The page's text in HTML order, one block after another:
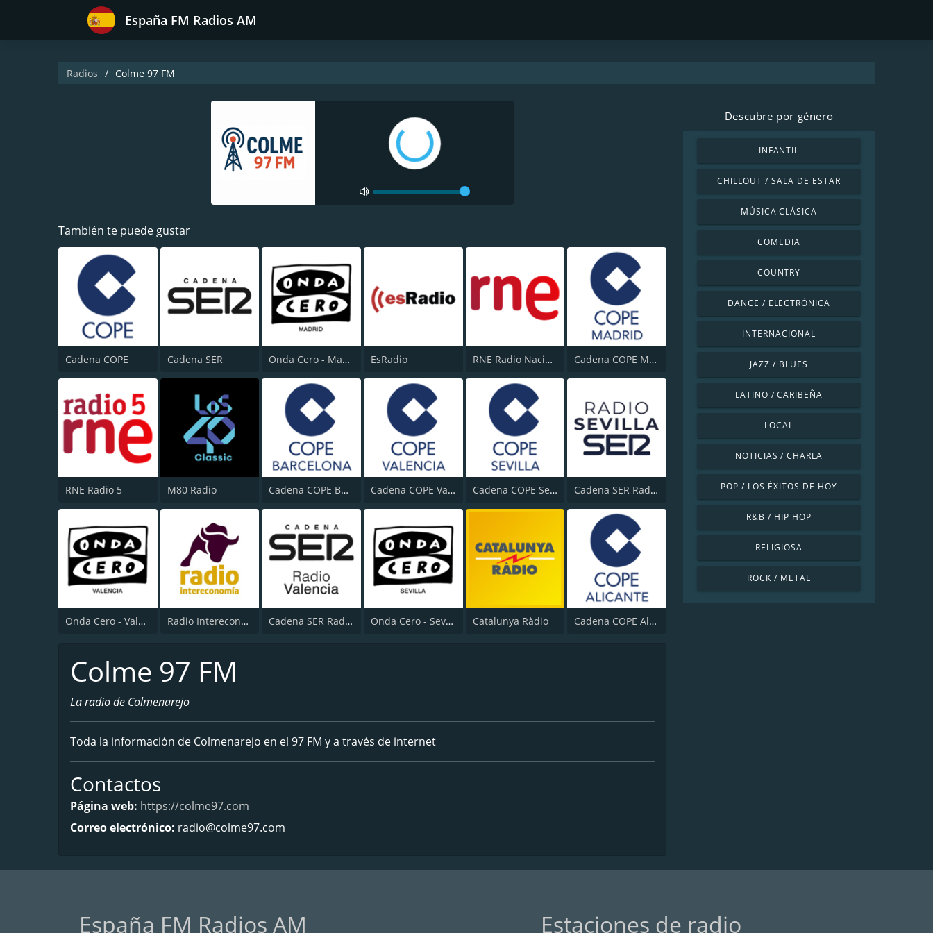
España FM Radios AM
Radios Colme 97 FM
También te puede gustar
Cadena COPE Cadena SER Onda Cero - Madrid EsRadio RNE Radio Nacional (Radio 1) Cadena COPE Madrid
RNE Radio 5 M80 Radio Cadena COPE Barcelona Cadena COPE Valencia Cadena COPE Sevilla Cadena SER Radio Sevilla
Onda Cero - Valencia Radio Intereconomía Cadena SER Radio Valencia Onda Cero - Sevilla Catalunya Ràdio Cadena COPE Alicante
Colme 97 FM
La radio de Colmenarejo
Toda la información de Colmenarejo en el 97 FM y a través de internet
Contactos
Página web: https://colme97.com
Correo electrónico: radio@colme97.com
Descubre por género
INFANTIL
CHILLOUT / SALA DE ESTAR
MÚSICA CLÁSICA
COMEDIA
COUNTRY
DANCE / ELECTRÓNICA
INTERNACIONAL
JAZZ / BLUES
LATINO / CARIBEÑA
LOCAL
NOTICIAS / CHARLA
POP / LOS ÉXITOS DE HOY
R&B / HIP HOP
RELIGIOSA
ROCK / METAL
España FM Radios AM Estaciones de radio